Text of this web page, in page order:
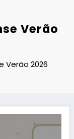
Verão
Verão 2026